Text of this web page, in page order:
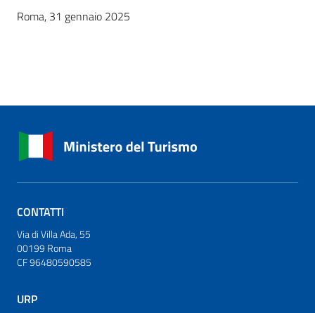
Roma, 31 gennaio 2025
CONTATTI
Via di Villa Ada, 55
00199 Roma
CF 96480590585
URP